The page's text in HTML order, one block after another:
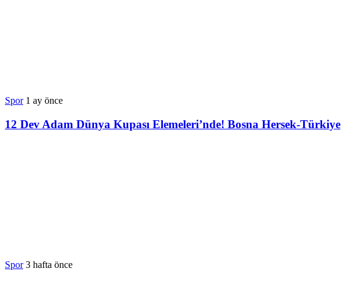
Spor 1 ay önce
12 Dev Adam Dünya Kupası Elemeleri’nde! Bosna Hersek-Türkiye
Spor 3 hafta önce